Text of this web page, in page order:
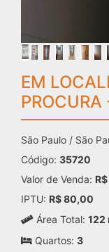
EM
PROCURA
São Paulo / São
Código: 35720
Valor de Venda:
IPTU: R$ 80,00
Área Total: 122
Quartos: 3